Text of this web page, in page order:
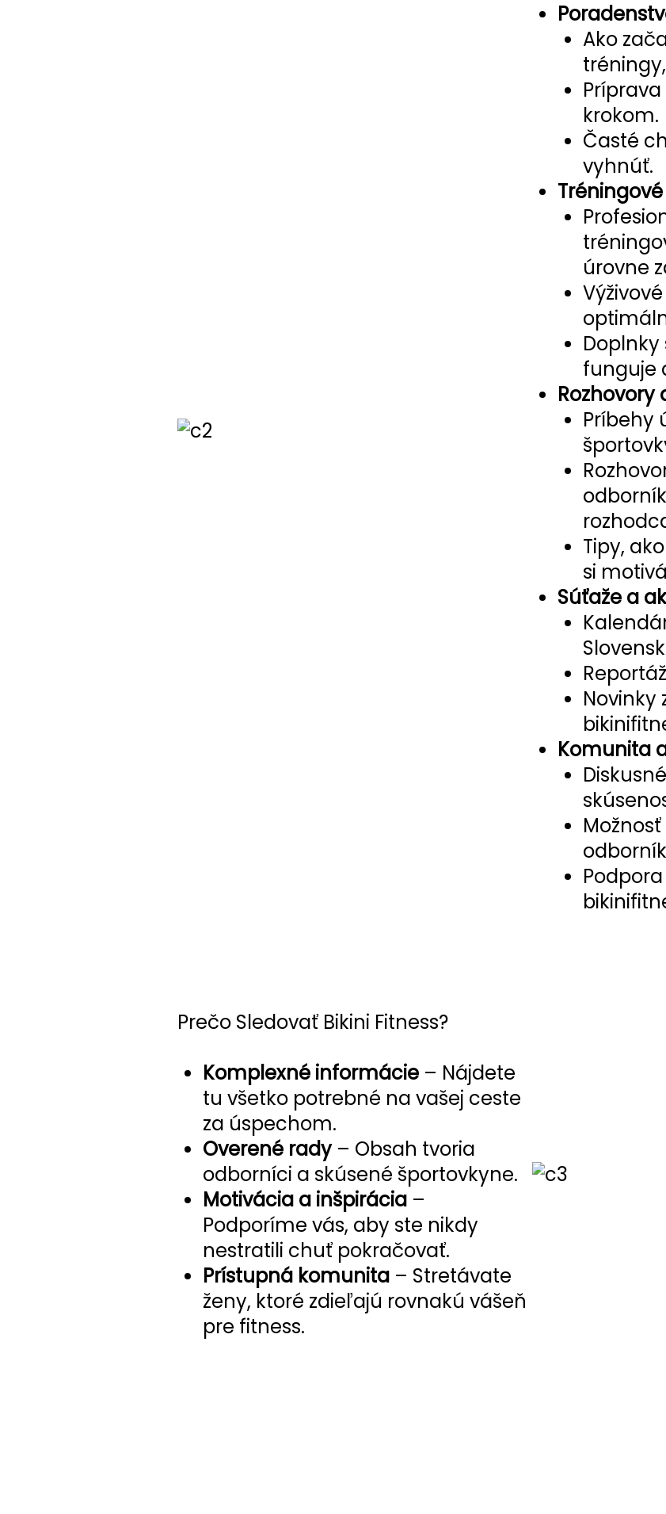
Ako
krokom.
Časté
vyhnúť.
úrovne
Doplnky
funguje
Rozhovory
Príbehy
Tipy,
si
Súťaže a
Novinky
Komunita
Prečo Sledovať Bikini Fitness?
Komplexné informácie – Nájdete
tu všetko potrebné na vašej ceste
za úspechom.
Overené rady– Obsah tvoria
odborníci a skúsené športovkyne.
Motivácia a inšpirácia –
Podporíme vás, aby ste nikdy
nestratili chuť pokračovať.
Prístupná komunita – Stretávate
ženy, ktoré zdieľajú rovnakú vášeň
pre fitness.